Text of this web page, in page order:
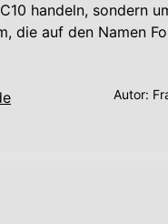
handeln, sondern
die auf den Namen
Autor: